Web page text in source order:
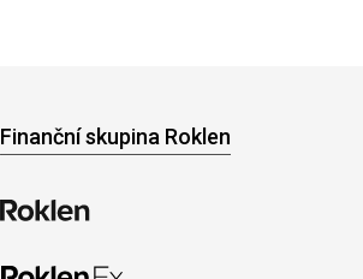
Finanční skupina Roklen